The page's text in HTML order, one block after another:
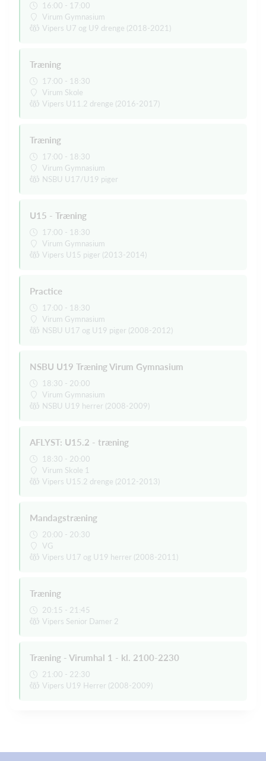
16:00 - 17:00
Virum Gymnasium
Vipers U7 og U9 drenge (2018-2021)
Træning
17:00 - 18:30
Virum Skole
Vipers U11.2 drenge (2016-2017)
Træning
17:00 - 18:30
Virum Gymnasium
NSBU U17/U19 piger
U15 - Træning
17:00 - 18:30
Virum Gymnasium
Vipers U15 piger (2013-2014)
Practice
17:00 - 18:30
Virum Gymnasium
NSBU U17 og U19 piger (2008-2012)
NSBU U19 Træning Virum Gymnasium
18:30 - 20:00
Virum Gymnasium
NSBU U19 herrer (2008-2009)
AFLYST: U15.2 - træning
18:30 - 20:00
Virum Skole 1
Vipers U15.2 drenge (2012-2013)
Mandagstræning
20:00 - 20:30
VG
Vipers U17 og U19 herrer (2008-2011)
Træning
20:15 - 21:45
Vipers Senior Damer 2
Træning - Virumhal 1 - kl. 2100-2230
21:00 - 22:30
Vipers U19 Herrer (2008-2009)